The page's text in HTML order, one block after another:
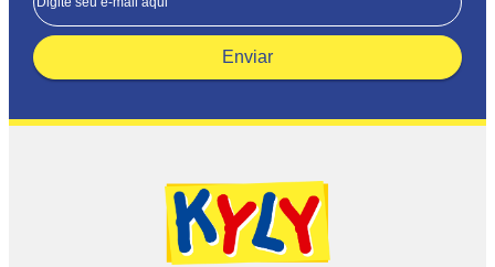
Enviar